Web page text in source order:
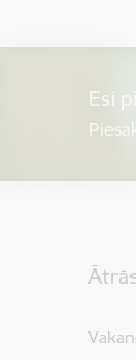
Esi